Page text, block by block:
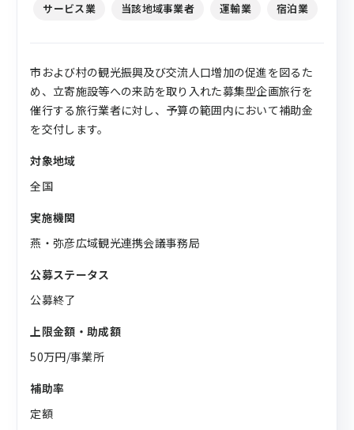
サービス業
当該地域事業者 運輸業 宿泊業
市および村の観光振興及び交流人口増加の促進を図るた
め、立寄施設等への来訪を取り入れた募集型企画旅行を
催行する旅行業者に対し、予算の範囲内において補助金
を交付します。
対象地域
全国
実施機関
燕・弥彦広域観光連携会議事務局
公募ステータス
公募終了
上限金額・助成額
50万円/事業所
補助率
定額